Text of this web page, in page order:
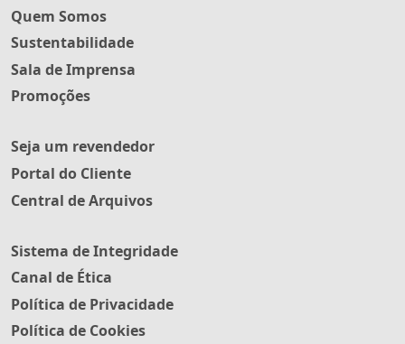
Quem Somos
Sustentabilidade
Sala de Imprensa
Promoções
Seja um revendedor
Portal do Cliente
Central de Arquivos
Sistema de Integridade
Canal de Ética
Política de Privacidade
Política de Cookies